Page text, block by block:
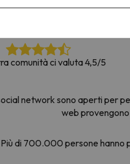
comunità ci valuta 4,5/5
network sono aperti per
web
Più di 700.000 persone hanno